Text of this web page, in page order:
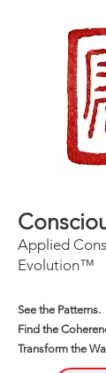
Applied
Evolution™
See the Patterns.
Find the
Transform the